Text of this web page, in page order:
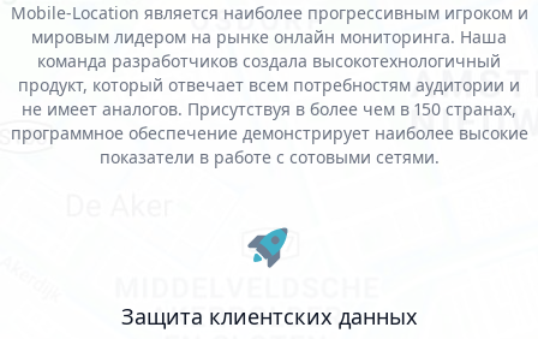
Mobile-Location является наиболее прогрессивным игроком и
мировым лидером на рынке онлайн мониторинга. Наша
команда разработчиков создала высокотехнологичный
продукт, который отвечает всем потребностям аудитории и
не имеет аналогов. Присутствуя в более чем в 150 странах,
программное обеспечение демонстрирует наиболее высокие
показатели в работе с сотовыми сетями.
Защита клиентских данных